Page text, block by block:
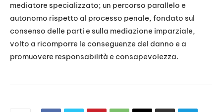
mediatore specializzato; un percorso parallelo e
autonomo rispetto al processo penale, fondato sul
consenso delle parti e sulla mediazione imparziale,
volto a ricomporre le conseguenze del danno e a
promuovere responsabilità e consapevolezza.